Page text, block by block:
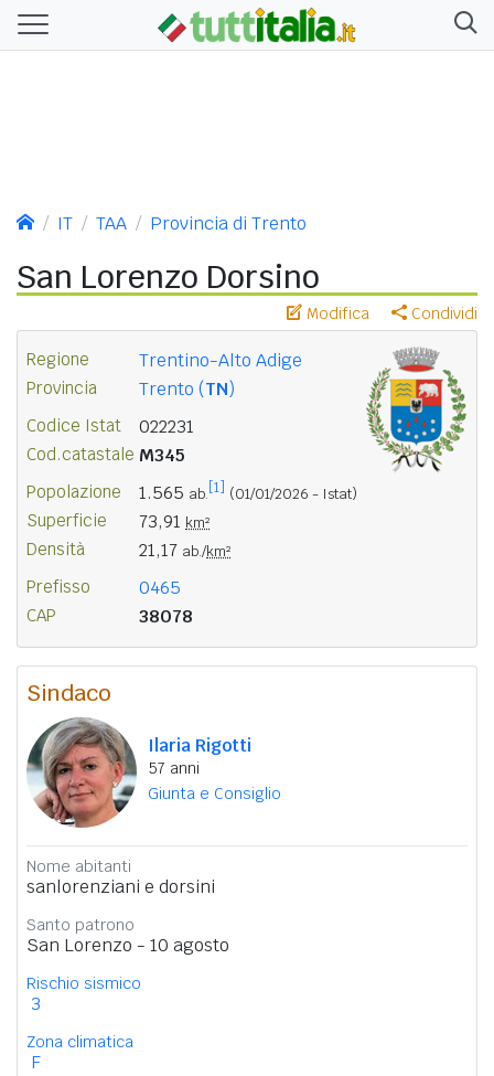
IT TAA Provincia di Trento
San Lorenzo Dorsino
Modifica Condividi
Regione Trentino-Alto Adige
Provincia Trento (TN)
Codice Istat 022231
Cod.catastale M345
Popolazione 1.565 ab. [1] (01/01/2026 - Istat)
Superficie 73,91 km²
Densità 21,17 ab./km²
Prefisso 0465
CAP 38078
Sindaco
Ilaria Rigotti
57 anni
Giunta e Consiglio
Nome abitanti
sanlorenziani e dorsini
Santo patrono
San Lorenzo - 10 agosto
Rischio sismico
3
Zona climatica
F